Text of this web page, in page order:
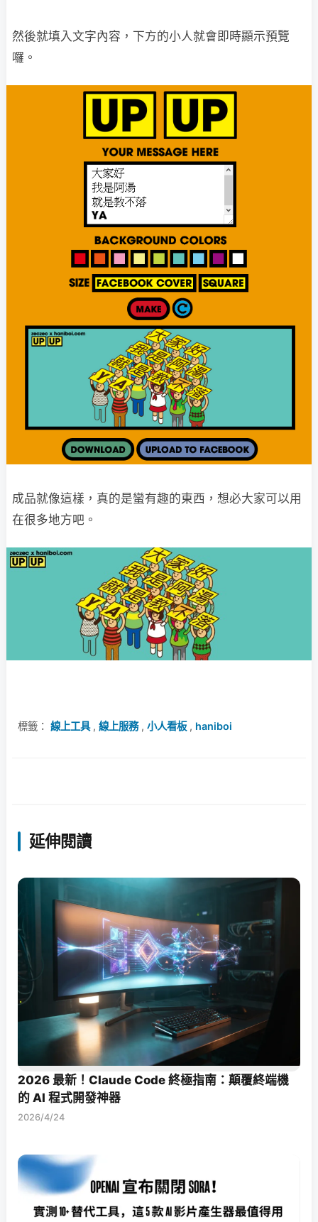
然後就填入文字內容，下方的小人就會即時顯示預覽
囉。
成品就像這樣，真的是蠻有趣的東西，想必大家可以用
在很多地方吧。
標籤： 線上工具, 線上服務, 小人看板, haniboi
延伸閱讀
2026 最新！Claude Code 終極指南：顛覆終端機
的 AI 程式開發神器
2026/4/24